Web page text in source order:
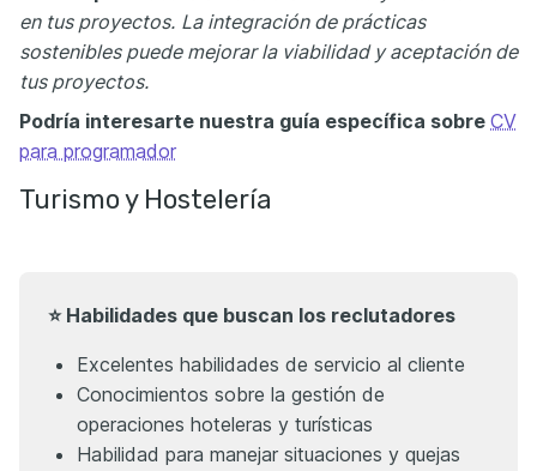
en tus proyectos. La integración de prácticas
sostenibles puede mejorar la viabilidad y aceptación de
tus proyectos.
Podría interesarte nuestra guía específica sobre CV
para programador
Turismo y Hostelería
⭐ Habilidades que buscan los reclutadores
Excelentes habilidades de servicio al cliente
Conocimientos sobre la gestión de
operaciones hoteleras y turísticas
Habilidad para manejar situaciones y quejas